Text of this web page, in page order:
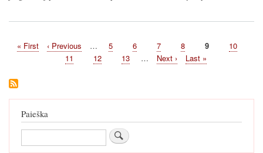
Pagination
First
« First
Previous
‹ Previous … Page
5 Page
6 Page
7 Page
8
Current
page
9 Page
10
Page
11 Page
12 Page
13 …
Next
Next ›
Last
Last »
Paieška
Paieška